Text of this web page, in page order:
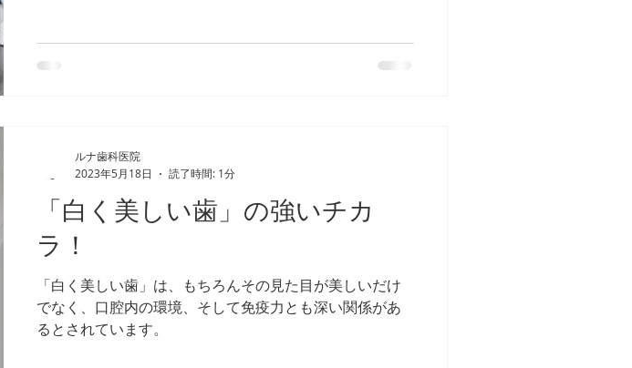
「白く美しい歯」の強いチカ
ラ！
「白く美しい歯」は、もちろんその見た目が美しいだけ
でなく、口腔内の環境、そして免疫力とも深い関係があ
るとされています。
ルナ歯科医院
2023年5月18日
読了時間: 1分